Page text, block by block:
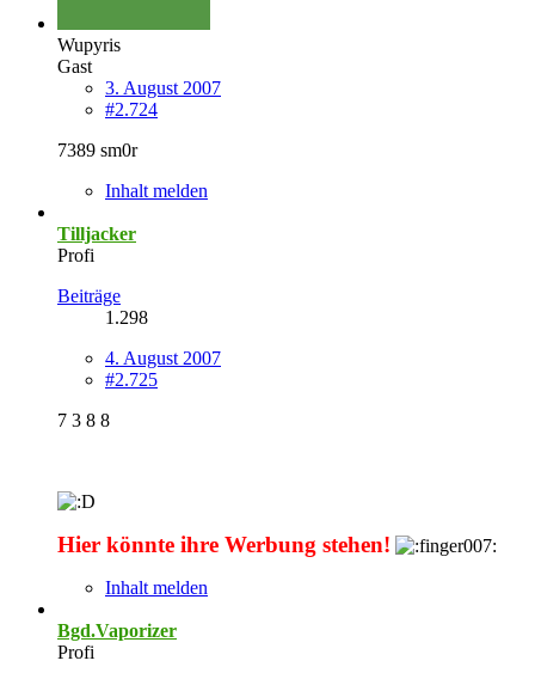
Wupyris
Gast
3. August 2007
#2.724
7389 sm0r
Inhalt melden
Tilljacker
Profi
Beiträge
1.298
4. August 2007
#2.725
7 3 8 8
Hier könnte ihre Werbung stehen!
Inhalt melden
Bgd.Vaporizer
Profi